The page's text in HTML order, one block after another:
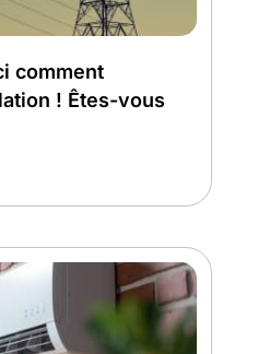
comment
! Êtes-vous